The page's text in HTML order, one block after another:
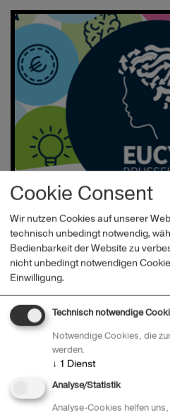
Zwei österreichische
Previous 1 2 3
Recent posts
MINT-Gütesiegel 2025-
Engagement für Zukunft
Jugend Innovativ
Cookie Consent
Wir nutzen Cookies auf unserer
technisch unbedingt notwendig,
Bedienbarkeit der Website zu
nicht unbedingt notwendigen
Einwilligung.
Technisch notwendige
Notwendige Cookies, die
werden.
↓ 1 Dienst
Analyse/Statistik
Analyse-Cookies helfen